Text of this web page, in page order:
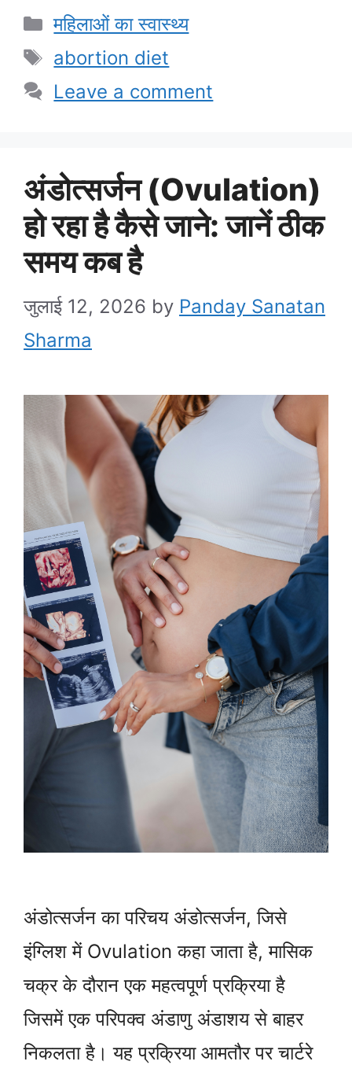
Categories
महिलाओं का स्वास्थ्य
Tags
abortion diet
Leave a comment
अंडोत्सर्जन (Ovulation)
हो रहा है कैसे जाने: जानें ठीक
समय कब है
जुलाई 12, 2026 by Panday Sanatan
Sharma
अंडोत्सर्जन का परिचय अंडोत्सर्जन, जिसे
इंग्लिश में Ovulation कहा जाता है, मासिक
चक्र के दौरान एक महत्वपूर्ण प्रक्रिया है
जिसमें एक परिपक्व अंडाणु अंडाशय से बाहर
निकलता है। यह प्रक्रिया आमतौर पर चार्टरे